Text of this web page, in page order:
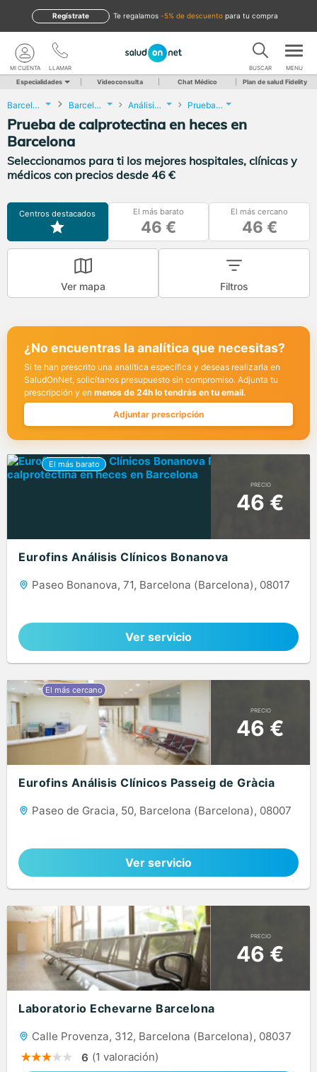
te regalamos -5% de descuento para tu compra
Regístrate
LLAMAR
MI CUENTA BUSCAR MENU
Especialidades Videoconsulta Chat Médico Plan de salud Fidelity
Barcelona Barcelona Análisis Clínicos Prueba de calprotectina en heces
Prueba de calprotectina en heces en
Barcelona
Seleccionamos para ti los mejores hospitales, clínicas y
médicos con precios desde 46 €
Centros destacados El más barato
46 €
El más cercano
46 €
Ver mapa Filtros
¿No encuentras la analítica que necesitas?
Si te han prescrito una analítica específica y deseas realizarla en
SaludOnNet, solicítanos presupuesto sin compromiso. Adjunta tu
prescripción y en menos de 24h lo tendrás en tu email.
Adjuntar prescripción
PRECIO
46 €
Eurofins Análisis Clínicos Bonanova
Paseo Bonanova, 71, Barcelona (Barcelona), 08017
Ver servicio
PRECIO
46 €
Eurofins Análisis Clínicos Passeig de Gràcia
Paseo de Gracia, 50, Barcelona (Barcelona), 08007
Ver servicio
PRECIO
46 €
Laboratorio Echevarne Barcelona
Calle Provenza, 312, Barcelona (Barcelona), 08037
6 (1 valoración)